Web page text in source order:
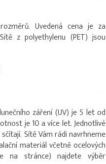
Uvedená cena je za
z polyethylenu (PET) jsou
záření (UV) je 5 let od
je 10 a více let. Jednotlivé
Sítě Vám rádi navrhneme
materiál včetně ocelových
na stránce) najdete výběr